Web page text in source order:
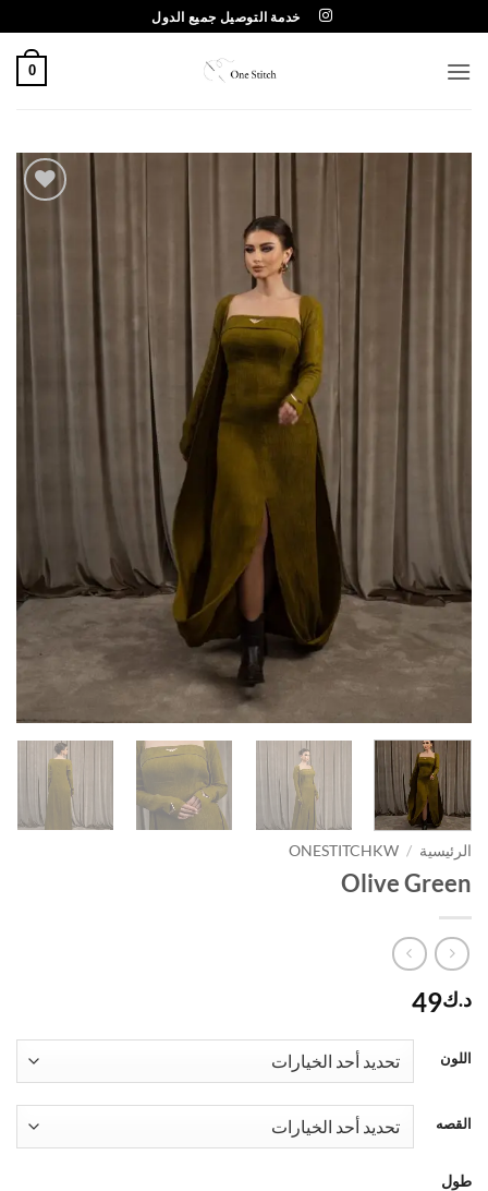
للمحتوى
خدمة التوصيل جميع الدول
0
wishlist
الرئيسية /
ONESTITCHKW
Olive Green
د.ك49
اللون
القصه
طول